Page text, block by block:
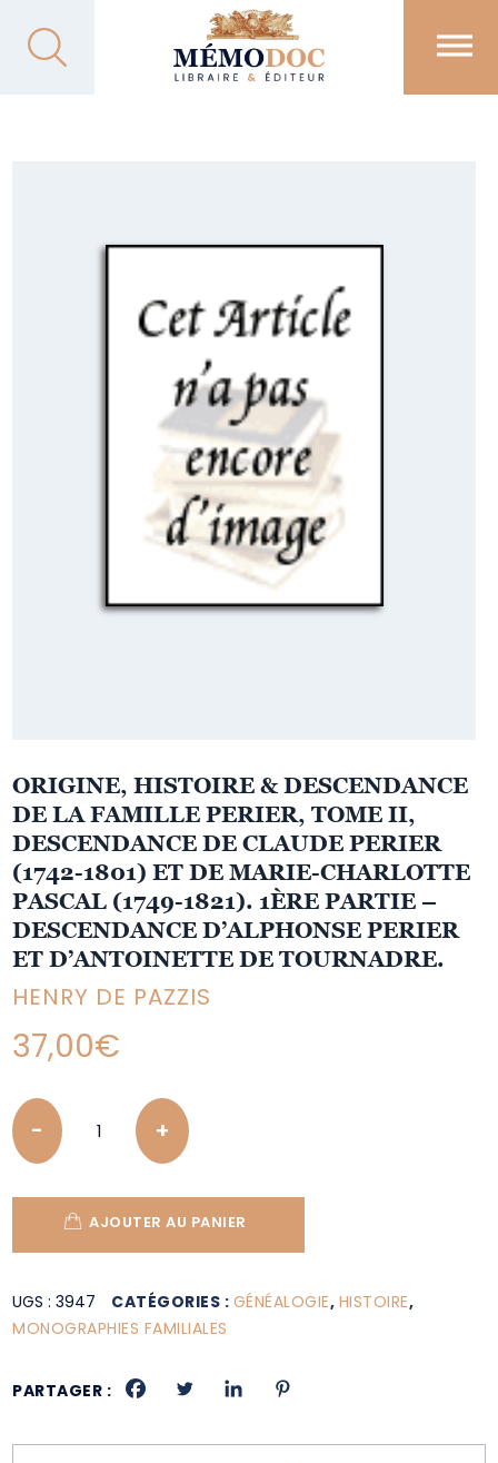
ORIGINE, HISTOIRE & DESCENDANCE
DE LA FAMILLE PERIER, TOME II,
DESCENDANCE DE CLAUDE PERIER
(1742-1801) ET DE MARIE-CHARLOTTE
PASCAL (1749-1821). 1ÈRE PARTIE –
DESCENDANCE D’ALPHONSE PERIER
ET D’ANTOINETTE DE TOURNADRE.
HENRY DE PAZZIS
37,00€
Quantity
AJOUTER AU PANIER
UGS :3947 CATÉGORIES : GÉNÉALOGIE, HISTOIRE,
MONOGRAPHIES FAMILIALES
PARTAGER :